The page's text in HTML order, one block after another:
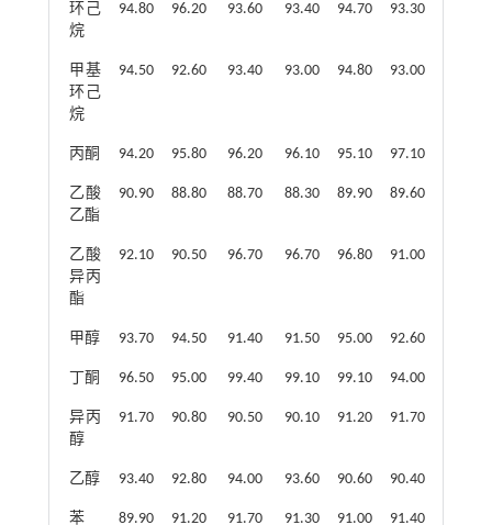
环己
烷
94.80 96.20 93.60 93.40 94.70 93.30
甲基
环己
烷
94.50 92.60 93.40 93.00 94.80 93.00
丙酮 94.20 95.80 96.20 96.10 95.10 97.10
乙酸
乙酯
90.90 88.80 88.70 88.30 89.90 89.60
乙酸
异丙
酯
92.10 90.50 96.70 96.70 96.80 91.00
甲醇 93.70 94.50 91.40 91.50 95.00 92.60
丁酮 96.50 95.00 99.40 99.10 99.10 94.00
异丙
醇
91.70 90.80 90.50 90.10 91.20 91.70
乙醇 93.40 92.80 94.00 93.60 90.60 90.40
苯 89.90 91.20 91.70 91.30 91.00 91.40